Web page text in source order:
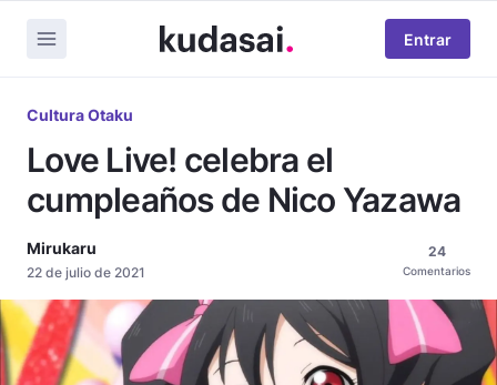
Entrar
Cultura Otaku
Love Live! celebra el
cumpleaños de Nico Yazawa
Mirukaru
22 de julio de 2021
24
Comentarios